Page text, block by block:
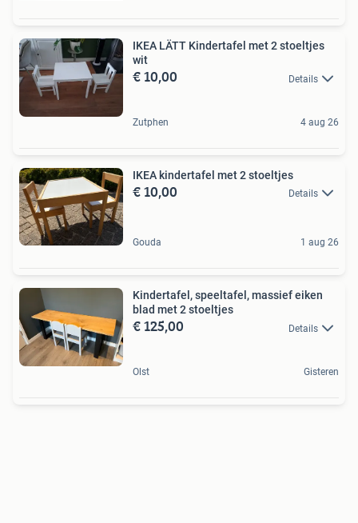
IKEA LÄTT Kindertafel met 2 stoeltjes
wit
€ 10,00 Details
Zutphen 4 aug 26
IKEA kindertafel met 2 stoeltjes
€ 10,00 Details
Gouda 1 aug 26
Kindertafel, speeltafel, massief eiken
blad met 2 stoeltjes
€ 125,00 Details
Olst Gisteren